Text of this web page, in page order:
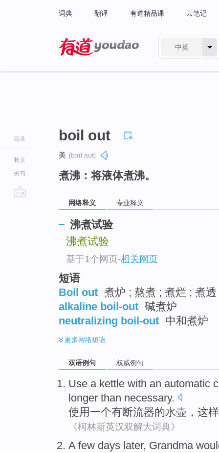
词典 翻译 有道精品课 云笔记
中英
目录
释义
例句
boil out
美 [bɔɪl aʊt]
煮沸：将液体煮沸。
网络释义 专业释义
沸煮试验
沸煮试验
基于1个网页-相关网页
短语
Boil out 煮炉 ; 熬煮 ; 煮烂 ; 煮透
alkaline boil-out 碱煮炉
neutralizing boil-out 中和煮炉
更多网络短语
双语例句 权威例句
Use a kettle with an automatic
longer than necessary.
使用 一个有断流器的水壶 ， 这样
《柯林斯英汉双解大词典》
Afew days later, Grandma